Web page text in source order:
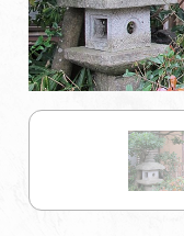
初めての加賀
加賀に泊まっ